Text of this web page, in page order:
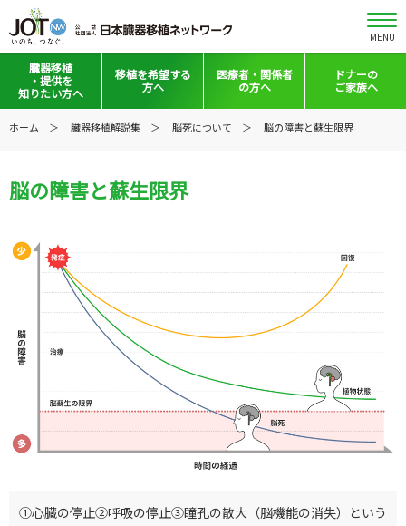
MENU
臓器移植
・提供を
知りたい方へ
移植と提供とは
日本の移植事情
普及啓発グッズ
全国の関連施設
全国のイベント・活動情報
移植を希望する
方へ
移植希望登録をお考えの方へ
医療者・ 関係者
の方へ
医療者向けお知らせ
会員の皆さまへ
映像ギャラリー
全国の関連施設
コーディネーター向けログイン
ドナーの
ご家族へ
ホーム 臓器移植解説集 脳死について 脳の障害と蘇生限界
脳の障害と蘇生限界
①心臓の停止②呼吸の停止③瞳孔の散大（脳機能の消失）という